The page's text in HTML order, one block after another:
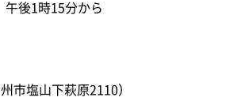
午後1時15分から
市塩山下萩原2110）